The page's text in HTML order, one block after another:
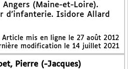
Angers (Maine-et-Loire).
d’infanterie. Isidore Allard
Article mis en ligne le 27 août 2012
modification le 14 juillet 2021
Pierre (-Jacques)